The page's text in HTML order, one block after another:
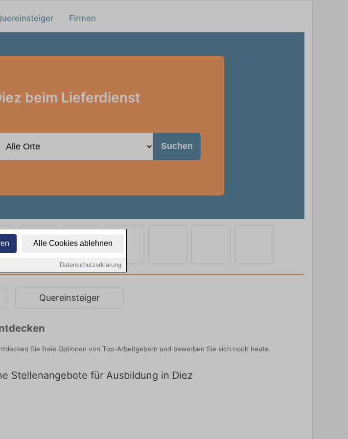
Alle Cookies ablehnen
Datenschutzerklärung
Firmen
beim Lieferdienst
Suchen
Quereinsteiger
Sie freie Optionen von Top-Arbeitgebern und bewerben Sie sich noch heute.
Stellenangebote für Ausbildung in Diez